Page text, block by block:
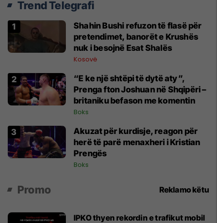
Trend Telegrafi
Shahin Bushi refuzon të flasë për
pretendimet, banorët e Krushës
nuk i besojnë Esat Shalës
Kosovë
“E ke një shtëpi të dytë aty”,
Prenga fton Joshuan në Shqipëri –
britaniku befason me komentin
Boks
Akuzat për kurdisje, reagon për
herë të parë menaxheri i Kristian
Prengës
Boks
Promo Reklamo këtu
IPKO thyen rekordin e trafikut mobil